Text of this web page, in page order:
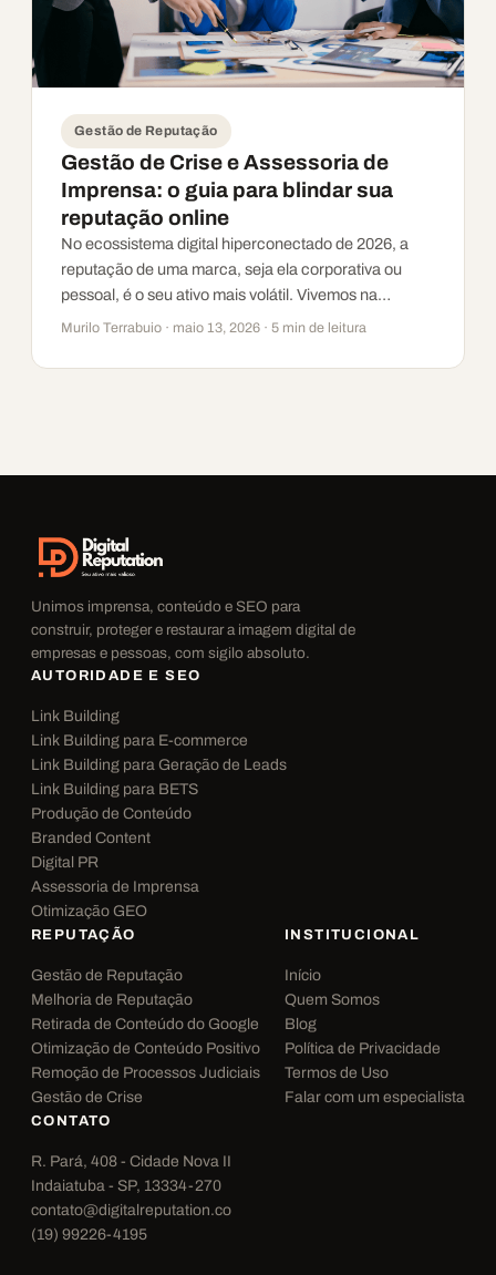
Gestão de Reputação
Gestão de Crise e Assessoria de
Imprensa: o guia para blindar sua
reputação online
No ecossistema digital hiperconectado de 2026, a
reputação de uma marca, seja ela corporativa ou
pessoal, é o seu ativo mais volátil. Vivemos na…
Murilo Terrabuio · maio 13, 2026 · 5 min de leitura
Unimos imprensa, conteúdo e SEO para
construir, proteger e restaurar a imagem digital de
empresas e pessoas, com sigilo absoluto.
AUTORIDADE E SEO
Link Building
Link Building para E-commerce
Link Building para Geração de Leads
Link Building para BETS
Produção de Conteúdo
Branded Content
Digital PR
Assessoria de Imprensa
Otimização GEO
REPUTAÇÃO
Gestão de Reputação
Melhoria de Reputação
Retirada de Conteúdo do Google
Otimização de Conteúdo Positivo
Remoção de Processos Judiciais
Gestão de Crise
INSTITUCIONAL
Início
Quem Somos
Blog
Política de Privacidade
Termos de Uso
Falar com um especialista
CONTATO
R. Pará, 408 - Cidade Nova II
Indaiatuba - SP, 13334-270
contato@digitalreputation.co
(19) 99226-4195